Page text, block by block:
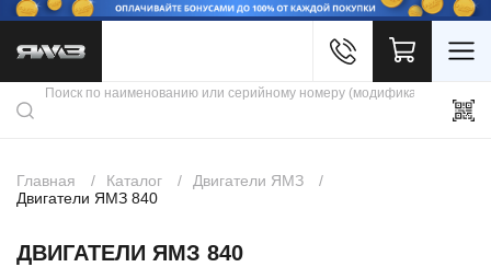
Каталог продукции
Скидки
Контакты
Главная Каталог
Двигатели ЯМЗ
Двигатели ЯМЗ 840
ДВИГАТЕЛИ ЯМЗ 840